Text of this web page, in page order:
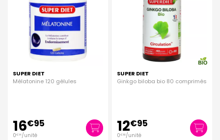
SUPER DIET
Mélatonine 120 gélules
16€95
0€ 14 /unité
SUPER DIET
Ginkgo biloba bio 80 comprimés
12€95
0€ 16/unité